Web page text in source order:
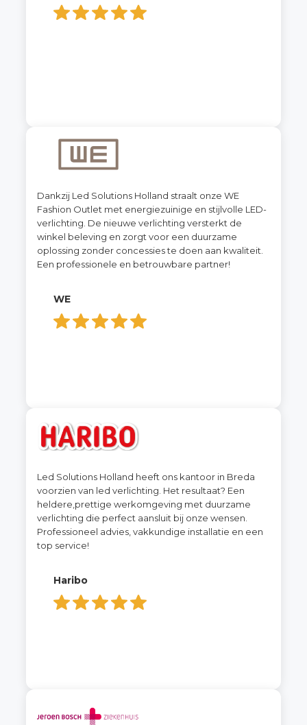
Dankzij Led Solutions Holland straalt onze WE
Fashion Outlet met energiezuinige en stijlvolle LED-
verlichting. De nieuwe verlichting versterkt de
winkel beleving en zorgt voor een duurzame
oplossing zonder concessies te doen aan kwaliteit.
Een professionele en betrouwbare partner!
WE
Led Solutions Holland heeft ons kantoor in Breda
voorzien van led verlichting. Het resultaat? Een
heldere,prettige werkomgeving met duurzame
verlichting die perfect aansluit bij onze wensen.
Professioneel advies, vakkundige installatie en een
top service!
Haribo